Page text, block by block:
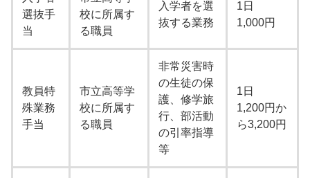
選抜手
当
校に所属す
る職員
入学者を選
抜する業務
1日
1,000円
教員特
殊業務
手当
市立高等学
校に所属す
る職員
非常災害時
の生徒の保
護、修学旅
行、部活動
の引率指導
等
1日
1,200円か
ら3,200円